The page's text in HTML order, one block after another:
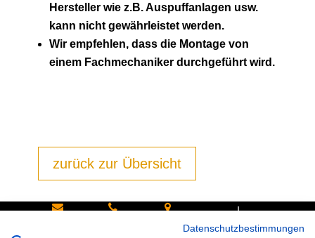
Hersteller wie z.B. Auspuffanlagen usw.
kann nicht gewährleistet werden.
Wir empfehlen, dass die Montage von
einem Fachmechaniker durchgeführt wird.
zurück zur Übersicht
|
Datenschutzbestimmungen